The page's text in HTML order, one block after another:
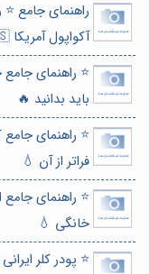
راهنمای جامع
آکواپول آمریکا 🇺🇸 و مزایای استفاده در استخر
⭐️ راهنمای
باید بدانید 🔥
⭐️ راهنمای جامع
فراتر از آن 💧
⭐️ راهنمای
خانگی 💧
⭐️ پودر کلر